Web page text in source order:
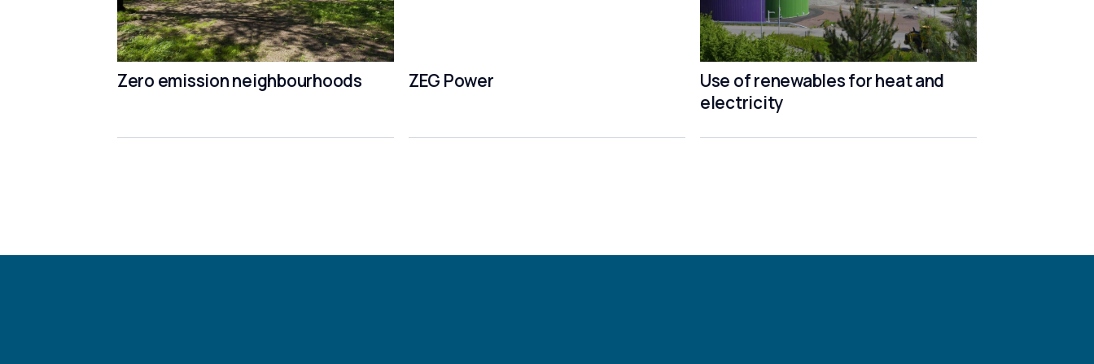
Zero emission neighbourhoods ZEG Power
Use of renewables for heat and
electricity